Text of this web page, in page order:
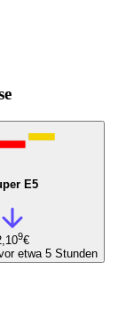
E5
9€
etwa 5 Stunden